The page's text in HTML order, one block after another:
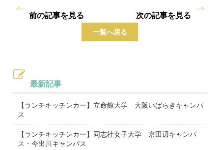
前の記事を見る
一覧へ戻る
次の記事を見る
最新記事
【ランチキッチンカー】立命館大学 大阪いばらきキャンパ
ス
【ランチキッチンカー】同志社女子大学 京田辺キャンパ
ス・今出川キャンパス